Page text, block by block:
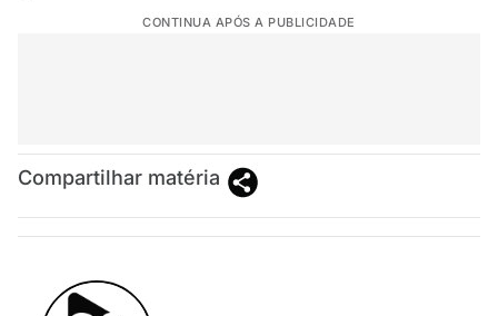
CONTINUA APÓS A PUBLICIDADE
Compartilhar matéria